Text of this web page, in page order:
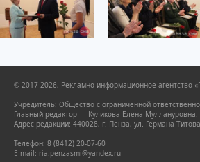
© 2017-2026, Рекламно-информационное агентство
Учредитель: Общество с ограниченной
Главный редактор — Куликова Елена Муллануровна.
Адрес редакции: 440028, г. Пенза, ул. Германа
Телефон: 8 (8412) 20-07-60
E-mail: ria.penzasmi@yandex.ru